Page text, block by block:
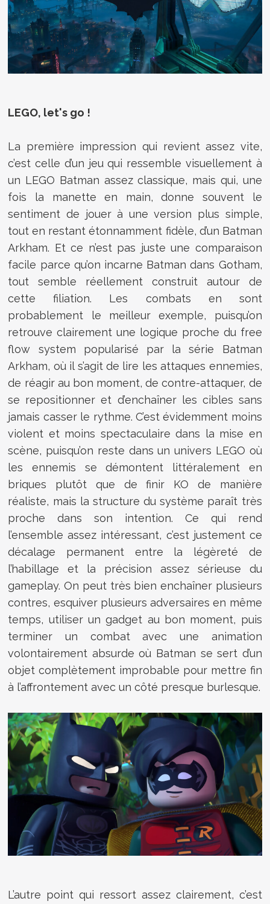
LEGO, let's go !
La première impression qui revient assez vite,
c’est celle d’un jeu qui ressemble visuellement à
un LEGO Batman assez classique, mais qui, une
fois la manette en main, donne souvent le
sentiment de jouer à une version plus simple,
tout en restant étonnamment fidèle, d’un Batman
Arkham. Et ce n’est pas juste une comparaison
facile parce qu’on incarne Batman dans Gotham,
tout semble réellement construit autour de
cette filiation. Les combats en sont
probablement le meilleur exemple, puisqu’on
retrouve clairement une logique proche du free
flow system popularisé par la série Batman
Arkham, où il s’agit de lire les attaques ennemies,
de réagir au bon moment, de contre-attaquer, de
se repositionner et d’enchaîner les cibles sans
jamais casser le rythme. C’est évidemment moins
violent et moins spectaculaire dans la mise en
scène, puisqu’on reste dans un univers LEGO où
les ennemis se démontent littéralement en
briques plutôt que de finir KO de manière
réaliste, mais la structure du système paraît très
proche dans son intention. Ce qui rend
l’ensemble assez intéressant, c’est justement ce
décalage permanent entre la légèreté de
l’habillage et la précision assez sérieuse du
gameplay. On peut très bien enchaîner plusieurs
contres, esquiver plusieurs adversaires en même
temps, utiliser un gadget au bon moment, puis
terminer un combat avec une animation
volontairement absurde où Batman se sert d’un
objet complètement improbable pour mettre fin
à l’affrontement avec un côté presque burlesque.
L’autre point qui ressort assez clairement, c’est